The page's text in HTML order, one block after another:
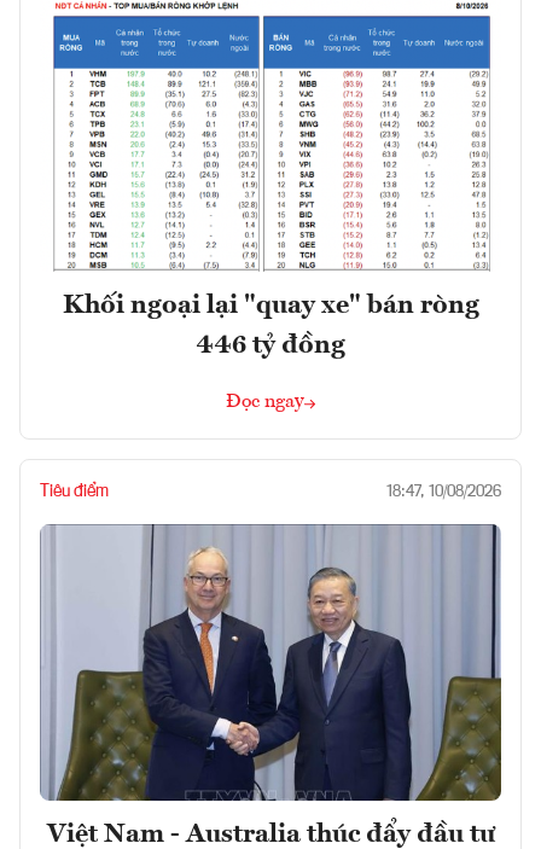
Khối ngoại lại "quay xe" bán ròng
446 tỷ đồng
Đọc ngay
Tiêu điểm 18:47, 10/08/2026
Việt Nam - Australia thúc đẩy đầu tư